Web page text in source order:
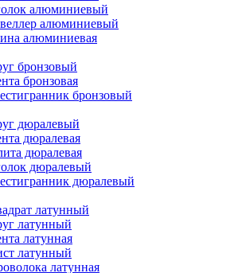
алюминиевый
алюминиевый
алюминиевая
бронзовый
бронзовая
бронзовый
дюралевый
дюралевая
дюралевая
дюралевый
дюралевый
латунный
латунный
латунная
латунный
латунная